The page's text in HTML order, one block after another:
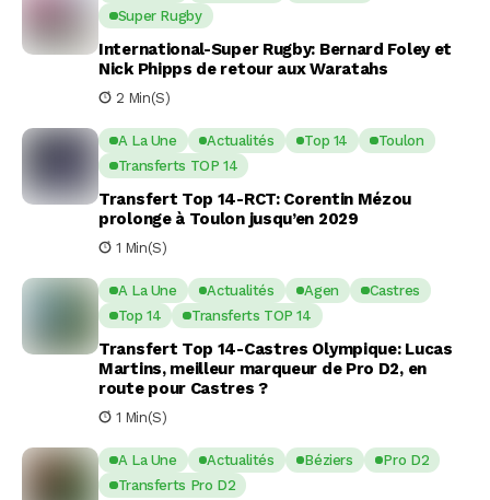
Super Rugby
International-Super Rugby: Bernard Foley et
Nick Phipps de retour aux Waratahs
2 Min(s)
A La Une Actualités Top 14
Toulon
Transferts TOP 14
Transfert Top 14-RCT: Corentin Mézou
prolonge à Toulon jusqu’en 2029
1 Min(s)
A La Une Actualités Agen
Castres
Top 14
Transferts TOP 14
Transfert Top 14-Castres Olympique: Lucas
Martins, meilleur marqueur de Pro D2, en
route pour Castres ?
1 Min(s)
A La Une Actualités Béziers
Pro D2
Transferts Pro D2